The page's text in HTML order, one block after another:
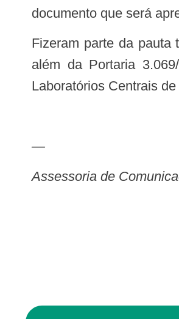
documento que será
Fizeram parte da pauta temas como a revisão da Portaria 2.031/GM/MS de 2004, bem como a Nova Política de Laboratórios,
além da Portaria
Laboratórios Centrais
—
Assessoria de